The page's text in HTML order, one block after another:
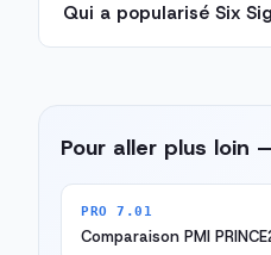
Qui a popularisé Six
Pour aller plus loin
PRO 7.01
Comparaison PMI